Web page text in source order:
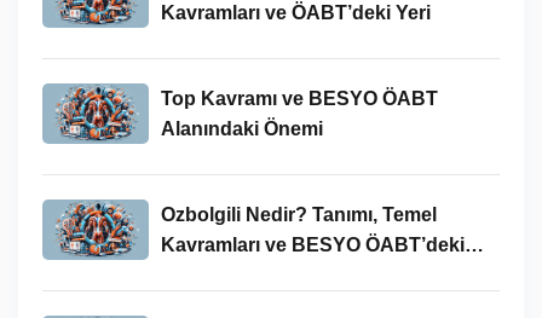
Kavramları ve ÖABT’deki Yeri
Top Kavramı ve BESYO ÖABT
Alanındaki Önemi
Ozbolgili Nedir? Tanımı, Temel
Kavramları ve BESYO ÖABT’deki